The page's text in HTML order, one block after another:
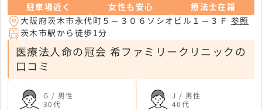
駐車場近く 女性も安心
療法士在籍
大阪府茨木市永代町５－３０６ソシオビル１－３Ｆ 参照
茨木市駅から徒歩1分
医療法人命の冠会 希ファミリークリニックの
口コミ
G / 男性
30代
J / 男性
40代